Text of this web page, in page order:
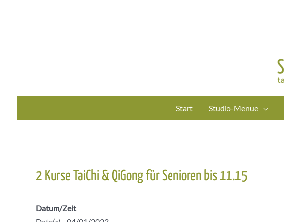
Start Studio-Menue
2 Kurse TaiChi & QiGong für Senioren bis 11.15
Datum/Zeit